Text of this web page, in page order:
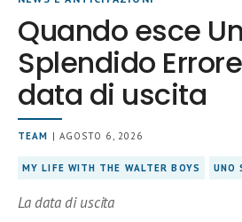
Quando esce
Splendido
data di uscita
TEAM | AGOSTO 6, 2026
MY LIFE WITH THE WALTER BOYS UNO
La data di uscita